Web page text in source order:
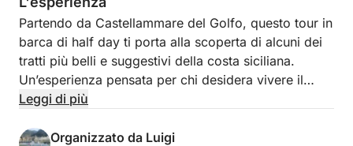
Partendo da Castellammare del Golfo, questo tour in
barca di half day ti porta alla scoperta di alcuni dei
tratti più belli e suggestivi della costa siciliana.
Un’esperienza pensata per chi desidera vivere il
mare tra relax, panorami spettacolari e soste nelle
Leggi di più
Organizzato da Luigi